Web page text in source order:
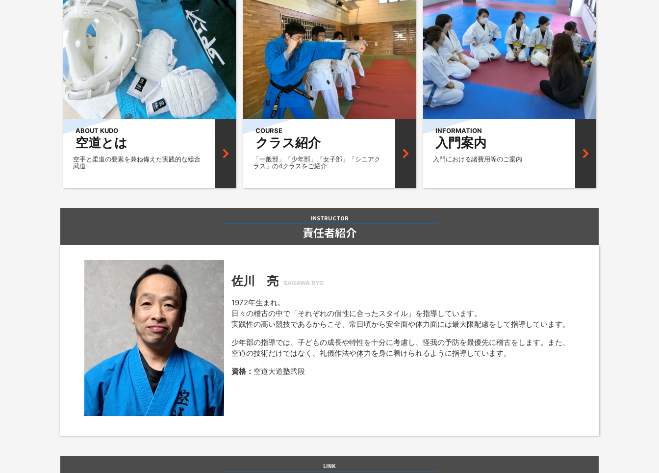
ABOUT KUDO
空道とは
空手と柔道の要素を兼ね備えた実践的な総合
武道
COURSE
クラス紹介
「一般部」「少年部」「女子部」「シニアク
ラス」の4クラスをご紹介
INFORMATION
入門案内
入門における諸費用等のご案内
INSTRUCTOR
責任者紹介
佐川 亮 SAGAWA RYO
1972年生まれ。
日々の稽古の中で「それぞれの個性に合ったスタイル」を指導しています。
実践性の高い競技であるからこそ、常日頃から安全面や体力面には最大限配慮をして指導しています。
少年部の指導では、子どもの成長や特性を十分に考慮し、怪我の予防を最優先に稽古をします。また、
空道の技術だけではなく、礼儀作法や体力を身に着けられるように指導しています。
資格： 空道大道塾弐段
LINK